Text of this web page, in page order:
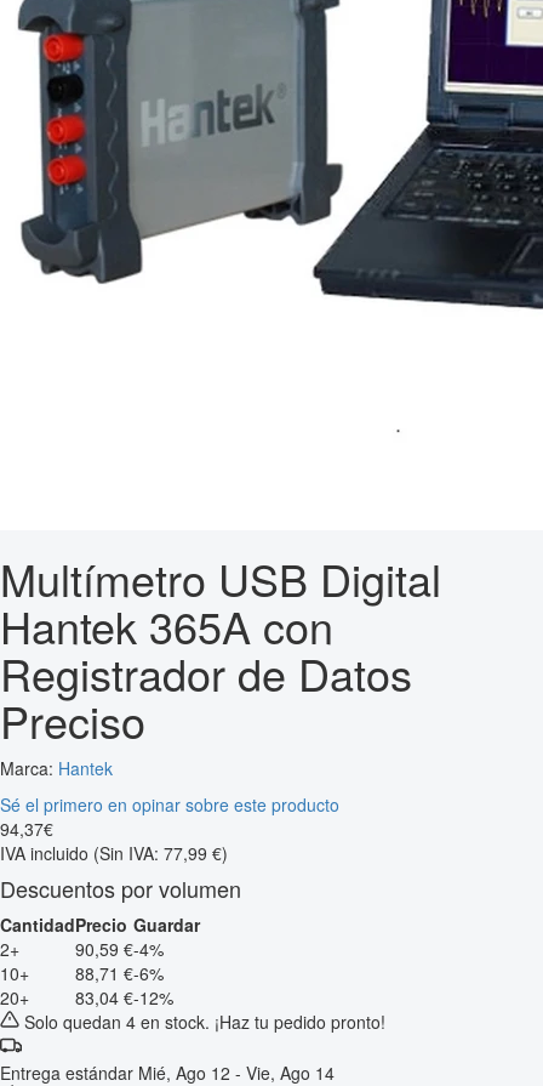
Multímetro USB Digital
Hantek 365A con
Registrador de Datos
Preciso
Marca: Hantek
Sé el primero en opinar sobre este producto
94,37€
IVA incluido (Sin IVA: 77,99 €)
Descuentos por volumen
CantidadPrecio Guardar
2+
90,59 €-4%
10+
88,71 €-6%
20+
83,04 €-12%
Solo quedan 4 en stock. ¡Haz tu pedido pronto!
Entrega estándar Mié, Ago 12 - Vie, Ago 14